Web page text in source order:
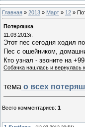
Главная » 2013 » Март » 12 »
Потеряшка
11.03.2013г.
Этот пес сегодня ходил
Пес с ошейником,
Кто узнал - звоните на
Собачка нашлась и вернулась
тема о всех
Всего комментариев: 1